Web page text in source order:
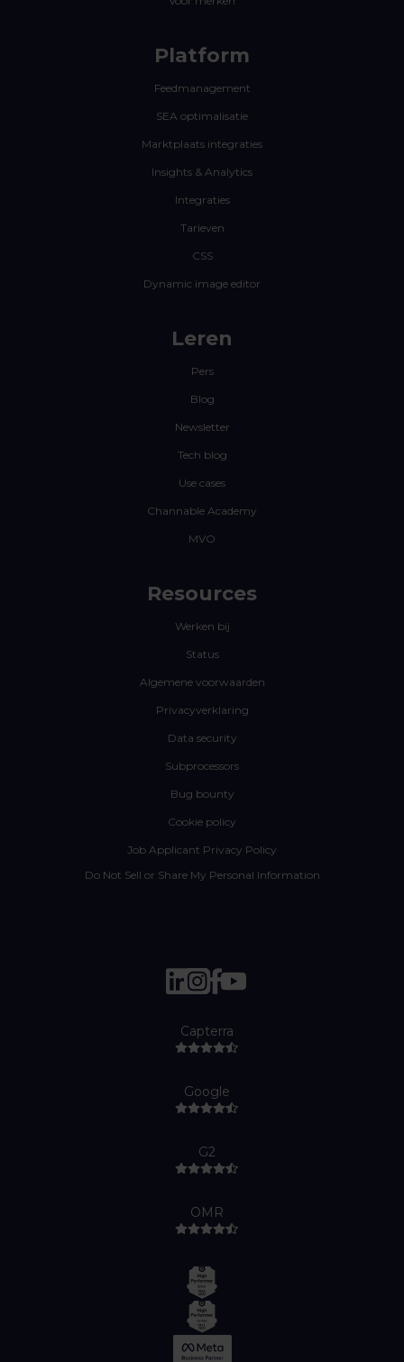
Platform
Feedmanagement
SEA optimalisatie
Marktplaats integraties
Insights & Analytics
Integraties
Tarieven
CSS
Dynamic image editor
Leren
Pers
Blog
Newsletter
Tech blog
Use cases
Channable Academy
MVO
Resources
Werken bij
Status
Algemene voorwaarden
Privacyverklaring
Data security
Subprocessors
Bug bounty
Cookie policy
Job Applicant Privacy Policy
Do Not Sell or Share My Personal Information
Capterra
Google
G2
OMR